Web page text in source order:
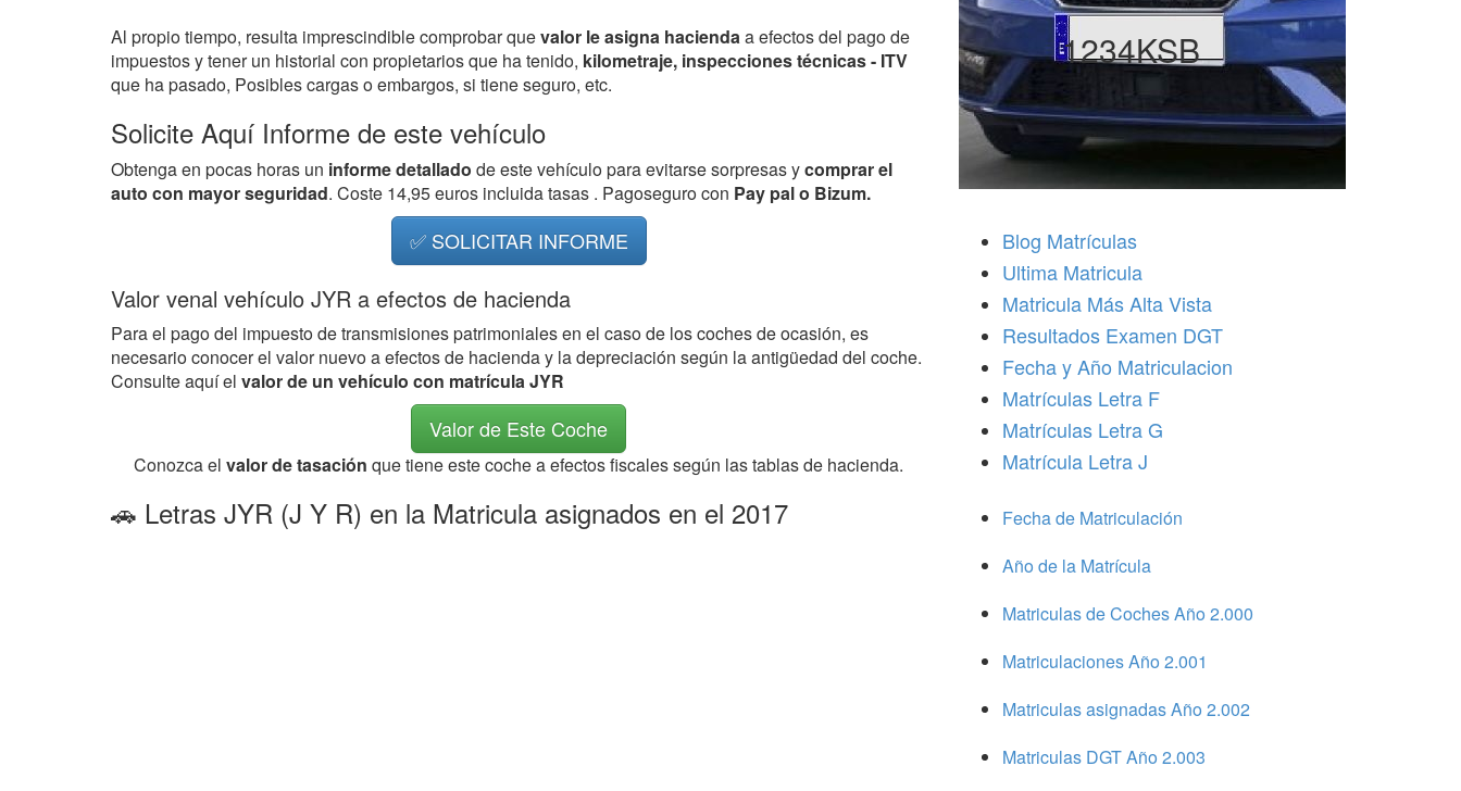
Al propio tiempo, resulta imprescindible comprobar quevalor le asigna haciendaa efectos del pago de
impuestos y tener un historial con propietarios que ha tenido, kilometraje, inspecciones técnicas - ITV
que ha pasado, Posibles cargas o embargos, si tiene seguro, etc.
Solicite Aquí Informe de este vehículo
Obtenga en pocas horas un informe detallado de este vehículo para evitarse sorpresas ycomprar el
auto con mayor seguridad. Coste 14,95 euros incluida tasas . Pagoseguro con Pay pal o Bizum.
✅ SOLICITAR INFORME
Valor venal vehículo JYR a efectos de hacienda
Para el pago del impuesto de transmisiones patrimoniales en el caso de los coches de ocasión, es
necesario conocer el valor nuevo a efectos de hacienda y la depreciación según la antigüedad del coche.
Consulte aquí el valor de un vehículo con matrícula JYR
Valor de Este Coche
Conozca el valor de tasación que tiene este coche a efectos fiscales según las tablas de hacienda.
🚗 Letras JYR (J Y R) en la Matricula asignados en el 2017
1234KSB
Blog Matrículas
Ultima Matricula
Matricula Más Alta Vista
Resultados Examen DGT
Fecha y Año Matriculacion
Matrículas Letra F
Matrículas Letra G
Matrícula Letra J
Fecha de Matriculación
Año de la Matrícula
Matriculas de Coches Año 2.000
Matriculaciones Año 2.001
Matriculas asignadas Año 2.002
Matriculas DGT Año 2.003